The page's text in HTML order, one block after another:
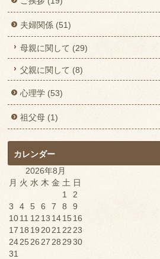
夫婦関係 (51)
母親に関して (29)
父親に関して (8)
心理学 (53)
祖父母 (1)
カレンダー
2026年8月
月 火 水 木 金 土 日
1
2
3
4 5 6 7 8
9
1011 12 13 141516
17 18 19 2021 22 23
242526 27 28 29 30
31